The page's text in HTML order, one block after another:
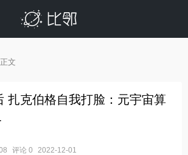
正文
扎克伯格自我打脸：元宇宙算
评论 0 2022-12-01